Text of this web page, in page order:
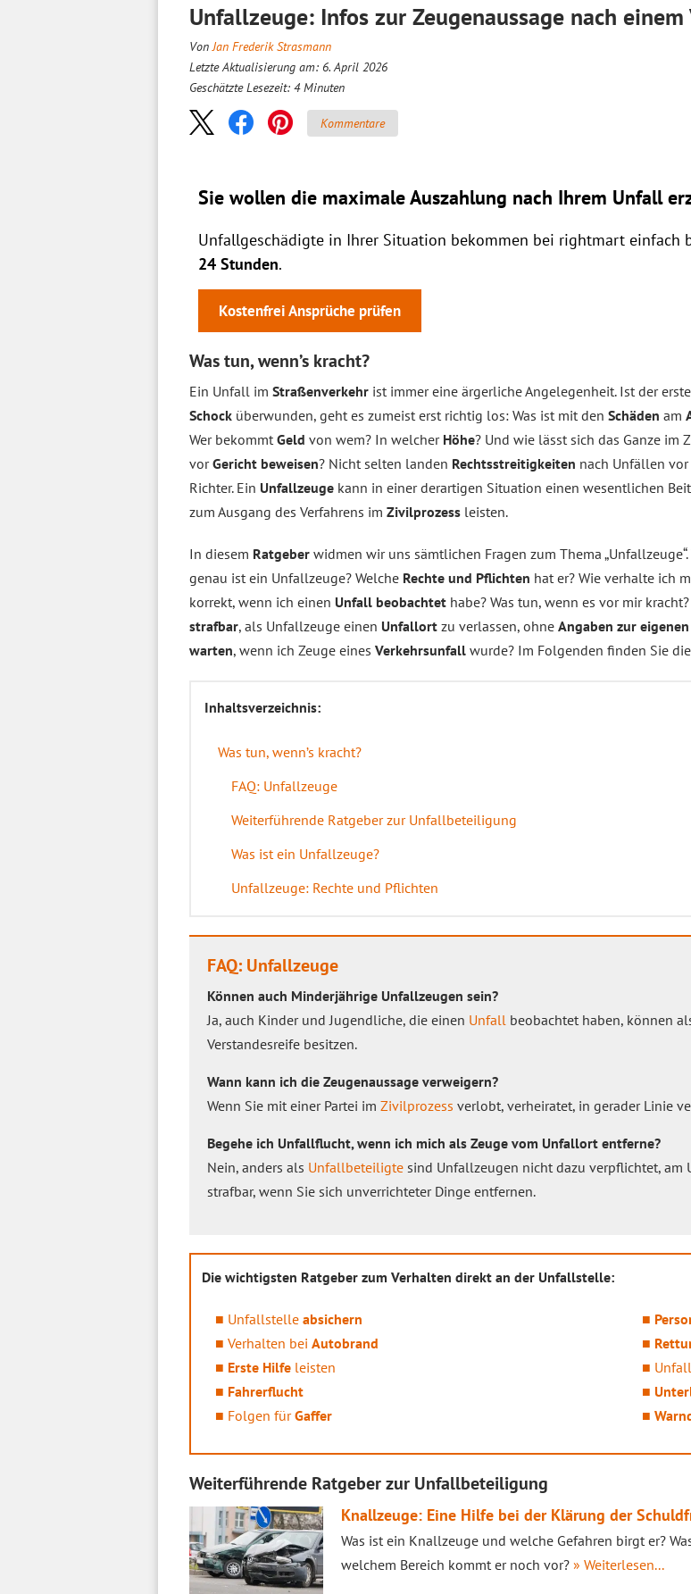
Unfallzeuge: Infos zur Zeugenaussage nach
VonJan Frederik Strasmann
Letzte Aktualisierung am: 6. April 2026
Geschätzte Lesezeit: 4 Minuten
Kommentare
Sie wollen die maximale Auszahlung nach Ihrem Unfall
Unfallgeschädigte in Ihrer Situation bekommen bei rightmart einfach
24 Stunden.
Kostenfrei Ansprüche prüfen
Was tun, wenn’s kracht?
Ein Unfall im Straßenverkehr ist immer eine ärgerliche Angelegenheit. Ist der erste
Schock überwunden, geht es zumeist erst richtig los: Was ist mit den Schäden am
Wer bekommt Geld von wem? In welcher Höhe? Und wie lässt sich das Ganze im
vorGericht beweisen? Nicht selten landen Rechtsstreitigkeiten nach Unfällen vor
Richter. Ein Unfallzeuge kann in einer derartigen Situation einen wesentlichen
zum Ausgang des Verfahrens im Zivilprozess leisten.
In diesem Ratgeber widmen wir uns sämtlichen Fragen zum Thema „Unfallzeuge“.
genau ist ein Unfallzeuge? Welche Rechte und Pflichten hat er? Wie verhalte ich
korrekt, wenn ich einen Unfall beobachtet habe? Was tun, wenn es vor mir
strafbar, als Unfallzeuge einen Unfallort zu verlassen, ohne Angaben zur eigenen
warten, wenn ich Zeuge eines Verkehrsunfall wurde? Im Folgenden finden Sie die
Inhaltsverzeichnis:
Was tun, wenn’s kracht?
FAQ: Unfallzeuge
Weiterführende Ratgeber zur Unfallbeteiligung
Was ist ein Unfallzeuge?
Unfallzeuge: Rechte und Pflichten
FAQ: Unfallzeuge
Können auch Minderjährige Unfallzeugen sein?
Ja, auch Kinder und Jugendliche, die einen Unfall beobachtet haben, können
Verstandesreife besitzen.
Wann kann ich die Zeugenaussage verweigern?
Wenn Sie mit einer Partei im Zivilprozess verlobt, verheiratet, in gerader Linie
Begehe ich Unfallflucht, wenn ich mich als Zeuge vom Unfallort entferne?
Nein, anders als Unfallbeteiligte sind Unfallzeugen nicht dazu verpflichtet, am
strafbar, wenn Sie sich unverrichteter Dinge entfernen.
Die wichtigsten Ratgeber zum Verhalten direkt an der Unfallstelle:
Unfallstelle absichern
Verhalten bei Autobrand
Erste Hilfe leisten
Fahrerflucht
Folgen fürGaffer
Weiterführende Ratgeber zur Unfallbeteiligung
Knallzeuge: Eine Hilfe bei der Klärung der
Was ist ein Knallzeuge und welche Gefahren birgt er?
welchem Bereich kommt er noch vor? » Weiterlesen...